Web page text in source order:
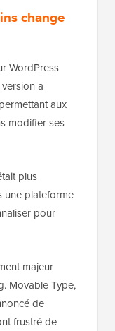
change
WordPress
a
aux
modifier ses
plus
une plateforme
pour
majeur
Movable Type,
de
frustré de